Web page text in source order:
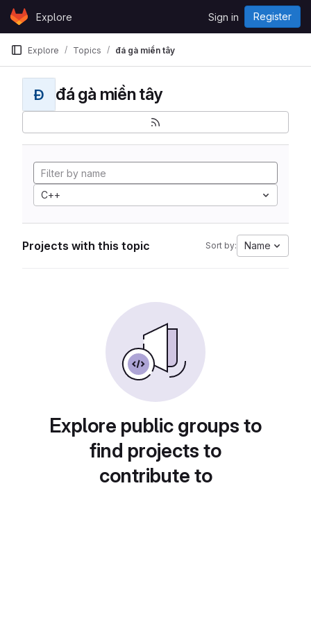
Skip to content
GitLabExplore Sign in Register
Explore Topics đá gà miền tây
Đ đá gà miền tây
C++
Projects with this topic Sort by: Name
Explore public groups to
find projects to
contribute to